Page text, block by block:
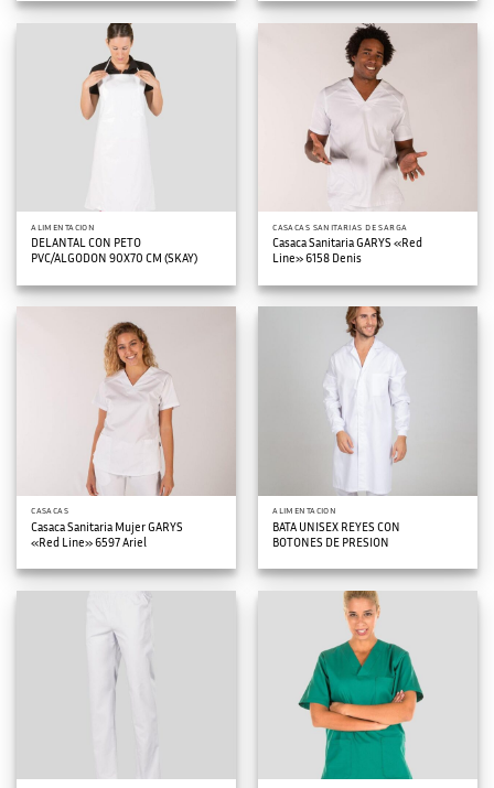
ALIMENTACION
DELANTAL CON PETO
PVC/ALGODON 90X70 CM (SKAY)
CASACAS SANITARIAS DE SARGA
Casaca Sanitaria GARYS «Red
Line» 6158 Denis
CASACAS
Casaca Sanitaria Mujer GARYS
«Red Line» 6597 Ariel
ALIMENTACION
BATA UNISEX REYES CON
BOTONES DE PRESION